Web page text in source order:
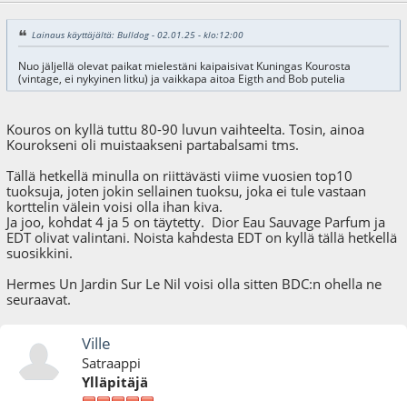
Lainaus käyttäjältä: Bulldog - 02.01.25 - klo:12:00
Nuo jäljellä olevat paikat mielestäni kaipaisivat Kuningas Kourosta
(vintage, ei nykyinen litku) ja vaikkapa aitoa Eigth and Bob putelia
Kouros on kyllä tuttu 80-90 luvun vaihteelta. Tosin, ainoa
Kourokseni oli muistaakseni partabalsami tms.
Tällä hetkellä minulla on riittävästi viime vuosien top10
tuoksuja, joten jokin sellainen tuoksu, joka ei tule vastaan
korttelin välein voisi olla ihan kiva.
Ja joo, kohdat 4 ja 5 on täytetty. Dior Eau Sauvage Parfum ja
EDT olivat valintani. Noista kahdesta EDT on kyllä tällä hetkellä
suosikkini.
Hermes Un Jardin Sur Le Nil voisi olla sitten BDC:n ohella ne
seuraavat.
Ville
Satraappi
Ylläpitäjä